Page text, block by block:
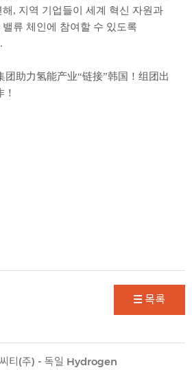
, 지역 기업들이 세계 혁신 자원과
류 체인에 참여할 수 있도록
团助力氢能产业“链接”韩国！组团出
목록
티(주) - 독일 Hydrogen